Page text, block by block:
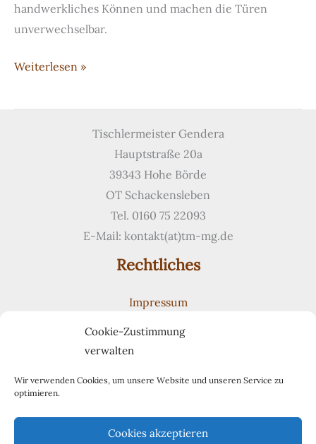
Cookie-Zustimmung
verwalten
Wir verwenden Cookies, um unsere Website und unseren Service zu
optimieren.
Cookies akzeptieren
handwerkliches Können und machen die Türen
unverwechselbar.
Handgefertigte
mit
Weiterlesen »
Tischlermeister Gendera
Hauptstraße 20a
39343 Hohe Börde
OT Schackensleben
Tel. 0160 75 22093
E-Mail: kontakt(at)tm-mg.de
Rechtliches
Impressum
Cookie-Richtlinie (EU)
Suchen